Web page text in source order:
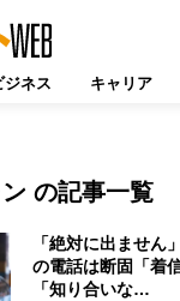
ジネス キャリア
の記事一覧
「絶対に出ません
の電話は断固「着
「知り合いな…